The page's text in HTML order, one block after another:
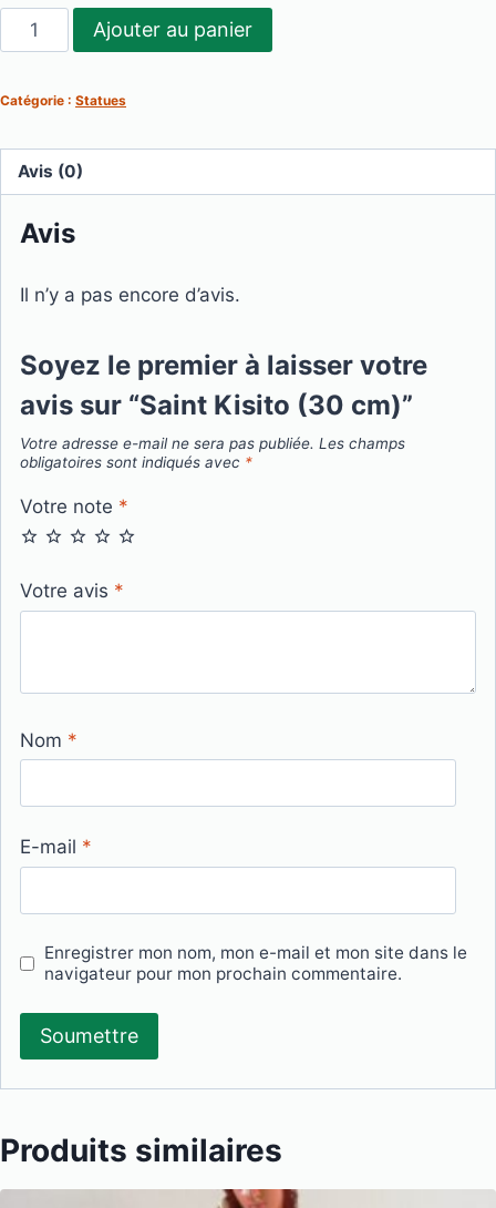
quantité
de
Kisito
cm)
Ajouter au panier
Catégorie : Statues
Avis (0)
Avis
Il n’y a pas encore d’avis.
Soyez le premier à laisser votre
avis sur “Saint Kisito (30 cm)”
Votre adresse e-mail ne sera pas publiée. Les champs
obligatoires sont indiqués avec *
Votre note *
Votre avis *
Nom *
E-mail *
Enregistrer mon nom, mon e-mail et mon site dans le
navigateur pour mon prochain commentaire.
Produits similaires